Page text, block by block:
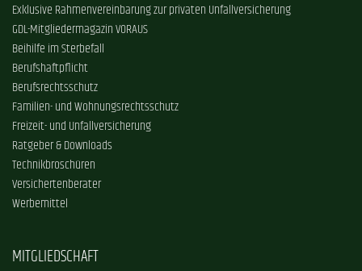
Exklusive Rahmenvereinbarung zur privaten Unfallversicherung
GDL-Mitgliedermagazin VORAUS
Beihilfe im Sterbefall
Berufshaftpflicht
Berufsrechtsschutz
Familien- und Wohnungsrechtsschutz
Freizeit- und Unfallversicherung
Ratgeber & Downloads
Technikbroschüren
Versichertenberater
Werbemittel
MITGLIEDSCHAFT